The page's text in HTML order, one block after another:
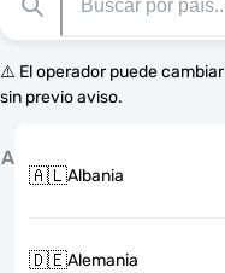
⚠️ El operador puede
sin previo aviso.
A
🇦🇱Albania
🇩🇪Alemania